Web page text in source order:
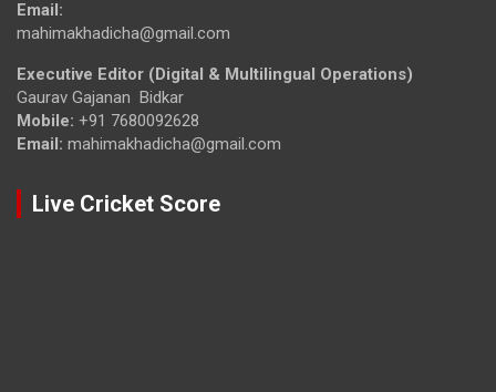
Email:
mahimakhadicha@gmail.com
Executive Editor (Digital & Multilingual Operations)
Gaurav Gajanan Bidkar
Mobile: +91 7680092628
Email: mahimakhadicha@gmail.com
Live Cricket Score